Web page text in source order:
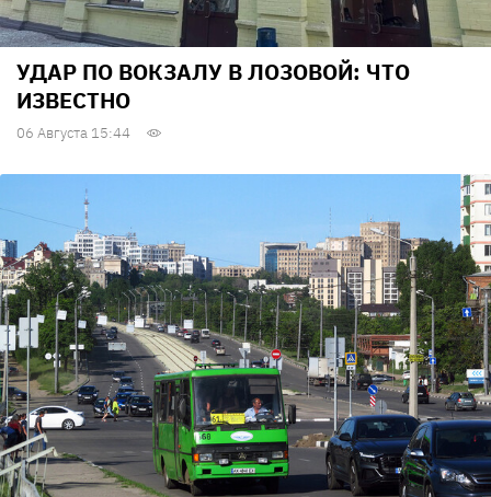
УДАР ПО ВОКЗАЛУ В ЛОЗОВОЙ: ЧТО
ИЗВЕСТНО
06 Августа 15:44